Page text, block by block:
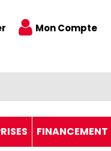
Mon Compte
FINANCEMENT